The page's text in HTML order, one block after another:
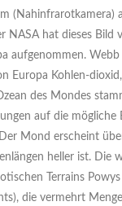
(Nahinfrarotkamera)
NASA hat dieses Bild
aufgenommen.
Europa Kohlen-
des Mondes
auf die mögliche
Mond erscheint
heller ist. Die
Terrains Powys
die vermehrt